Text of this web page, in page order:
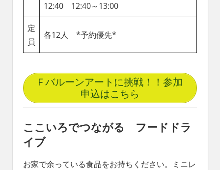
12:40 12:40～13:00
定
員
各12人 *予約優先*
F バルーンアートに挑戦！！参加
申込はこちら
ここいろでつながる フードドラ
イブ
お家で余っている食品をお持ちください。ミニレ